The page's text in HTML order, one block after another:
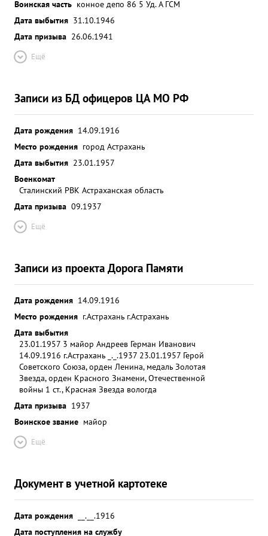
противника и пленил 490 немецких солдат.
проявленный ли ный подвиг и героизм достоин
присвоения звания "ГЕРОЙ За СОВЕТСКОГО
СОЮВА" ...»
Воинская часть конное депо 86 5 Уд. А ГСМ
Дата выбытия 31.10.1946
Дата призыва 26.06.1941
Ещё
Записи из БД офицеров ЦА МО РФ
Дата рождения 14.09.1916
Место рождения город Астрахань
Дата выбытия 23.01.1957
Военкомат
Сталинский РВК Астраханская область
Дата призыва 09.1937
Ещё
Записи из проекта Дорога Памяти
Дата рождения 14.09.1916
Место рождения г.Астрахань г.Астрахань
Дата выбытия
23.01.1957 3 майор Андреев Герман Иванович
14.09.1916 г.Астрахань _._.1937 23.01.1957 Герой
Советского Союза, орден Ленина, медаль Золотая
Звезда, орден Красного Знамени, Отечественной
войны 1 ст., Красная Звезда вологда
Дата призыва 1937
Воинское звание майор
Ещё
Документ в учетной картотеке
Дата рождения
__.__.1916
Дата поступления на службу